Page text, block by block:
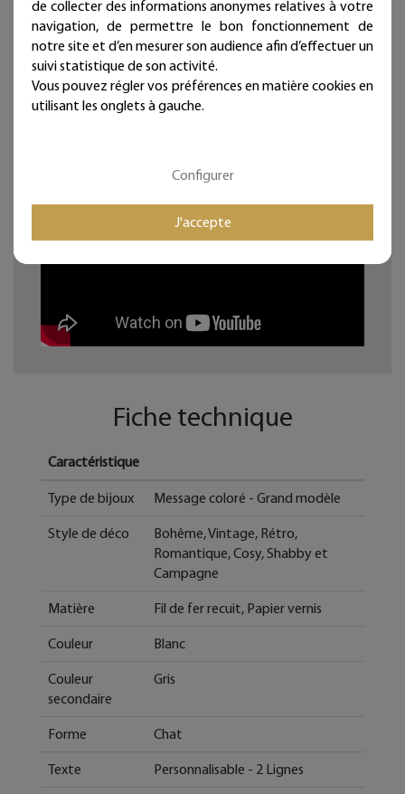
Une punaise fournie (noir mat diamètre 11 mm -
longueur 11 mm)
Dimensions : environ 37 cm x 44 cm.
Les dimensions peuvent légèrement varier.
Ces articles sont réservés à la décoration d'intérieur.
Fiche technique
Caractéristique
Type de bijoux Message coloré - Grand modèle
Style de déco
Bohême, Vintage, Rétro,
Romantique, Cosy, Shabby et
Campagne
Matière Fil de fer recuit, Papier vernis
Couleur Blanc
Couleur
secondaire
Gris
Forme Chat
Texte Personnalisable - 2 Lignes
de collecter des informations anonymes relatives à votre
navigation, de permettre le bon fonctionnement de
notre site et d’en mesurer son audience afin d’effectuer un
suivi statistique de son activité.
Vous pouvez régler vos préférences en matière cookies en
utilisant les onglets à gauche.
Configurer
J'accepte